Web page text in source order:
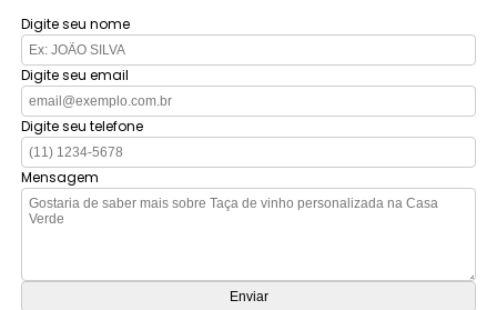
Digite seu nome
Digite seu email
Digite seu telefone
Mensagem